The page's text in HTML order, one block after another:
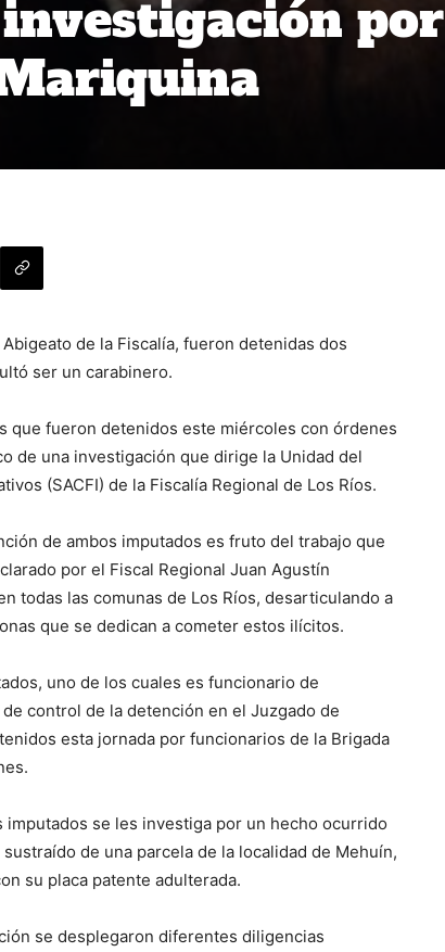
por
de la Fiscalía, fueron detenidas dos
ser un carabinero.
que fueron detenidos este miércoles con órdenes
de una investigación que dirige la Unidad del
(SACFI) de la Fiscalía Regional de Los Ríos.
de ambos imputados es fruto del trabajo que
por el Fiscal Regional Juan Agustín
todas las comunas de Los Ríos, desarticulando a
que se dedican a cometer estos ilícitos.
uno de los cuales es funcionario de
control de la detención en el Juzgado de
esta jornada por funcionarios de la Brigada
se les investiga por un hecho ocurrido
de una parcela de la localidad de Mehuín,
su placa patente adulterada.
se desplegaron diferentes diligencias